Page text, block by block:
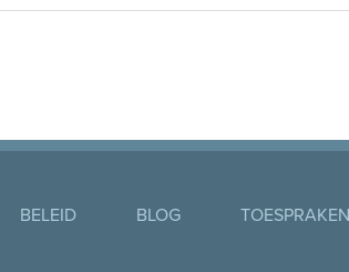
BELEID BLOG TOESPRAKEN